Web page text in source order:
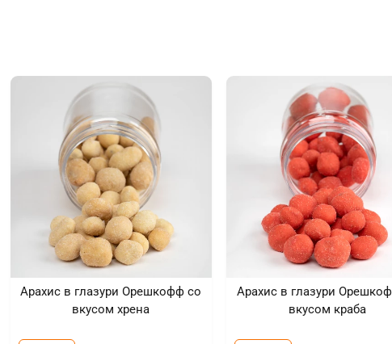
Арахис в глазури Орешкофф со
вкусом хрена
Арахис в глазури
вкусом краба